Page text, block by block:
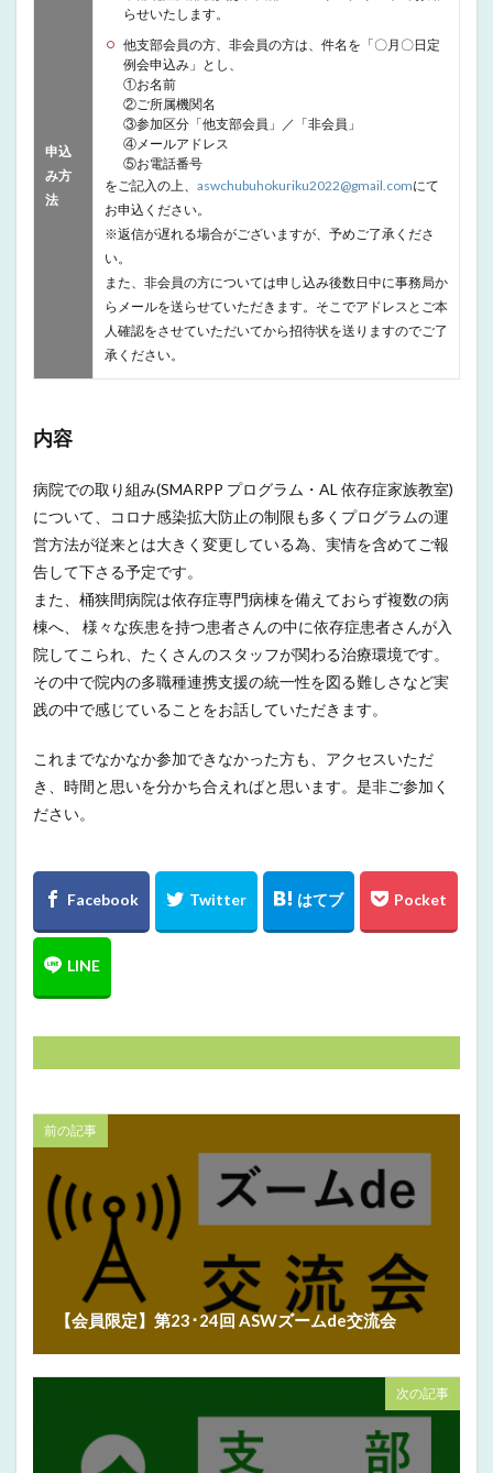
申込
み方
法
らせいたします。
他支部会員の方、非会員の方は、件名を「〇月〇日定
例会申込み」とし、
①お名前
②ご所属機関名
③参加区分「他支部会員」／「非会員」
④メールアドレス
⑤お電話番号
をご記入の上、 aswchubuhokuriku2022@gmail.comにて
お申込ください。
※返信が遅れる場合がございますが、予めご了承くださ
い。
また、非会員の方については申し込み後数日中に事務局か
らメールを送らせていただきます。そこでアドレスとご本
人確認をさせていただいてから招待状を送りますのでご了
承ください。
内容
病院での取り組み(SMARPP プログラム・AL 依存症家族教室)
について、コロナ感染拡大防止の制限も多くプログラムの運
営方法が従来とは大きく変更している為、実情を含めてご報
告して下さる予定です。
また、桶狭間病院は依存症専門病棟を備えておらず複数の病
棟へ、 様々な疾患を持つ患者さんの中に依存症患者さんが入
院してこられ、たくさんのスタッフが関わる治療環境です。
その中で院内の多職種連携支援の統一性を図る難しさなど実
践の中で感じていることをお話していただきます。
これまでなかなか参加できなかった方も、アクセスいただ
き、時間と思いを分かち合えればと思います。是非ご参加く
ださい。
前の記事
【会員限定】第23･24回 ASWズームde交流会
次の記事